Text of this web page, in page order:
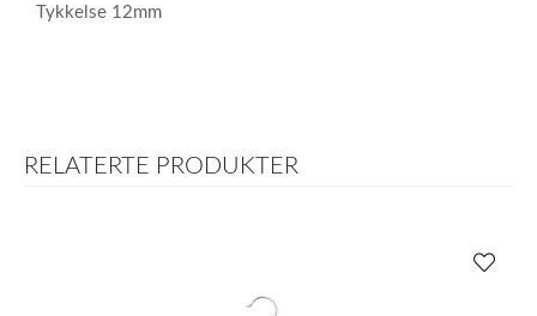
Tykkelse 12mm
RELATERTE PRODUKTER